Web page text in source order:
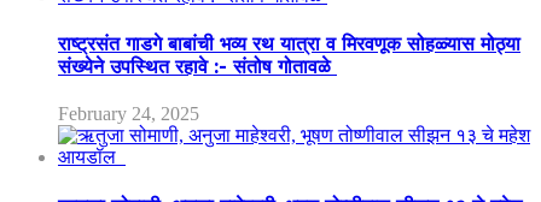
राष्ट्रसंत गाडगे बाबांची भव्य रथ यात्रा व मिरवणूक सोहळ्यास मोठ्या
संख्येने उपस्थित रहावे :- संतोष गोतावळे
February 24, 2025